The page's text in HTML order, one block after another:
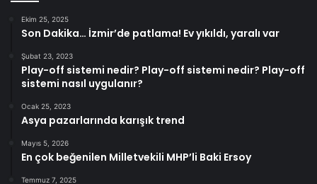
Ekim 25, 2025
Son Dakika… İzmir’de patlama! Ev yıkıldı, yaralı var
Şubat 23, 2023
Play-off sistemi nedir? Play-off sistemi nedir? Play-off
sistemi nasıl uygulanır?
Ocak 25, 2023
Asya pazarlarında karışık trend
Mayıs 5, 2026
En çok beğenilen Milletvekili MHP’li Baki Ersoy
Temmuz 7, 2025